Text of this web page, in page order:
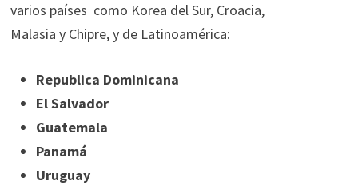
varios países como Korea del Sur, Croacia,
Malasia y Chipre, y de Latinoamérica:
Republica Dominicana
El Salvador
Guatemala
Panamá
Uruguay